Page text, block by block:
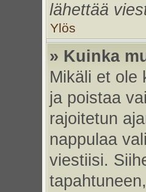
lähettää
Ylös
» Kuinka
Mikäli et ole
ja poistaa
rajoitetun
nappulaa
viestiisi.